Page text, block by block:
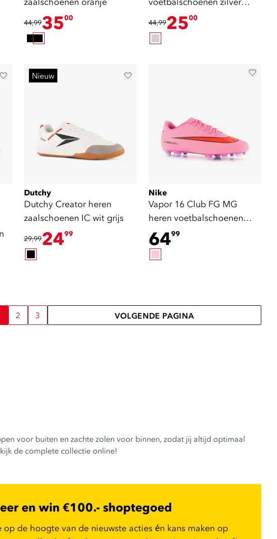
44,993500
zwart
44,992500
Nieuw
Dutchy
Dutchy Creator heren
zaalschoenen IC wit grijs
29,992499
Nike
Vapor 16 Club FG MG
heren voetbalschoenen
roze
6499
2 3 VOLGENDE PAGINA
voor buiten en zachte zolen voor binnen, zodat jij altijd optimaal
de complete collectie online!
en win €100.- shoptegoed
op de hoogte van de nieuwste acties én kans maken op